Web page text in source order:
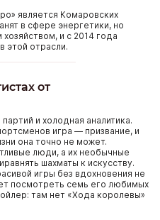
является Комаровских
в сфере энергетики, но
и с 2014 года
этой отрасли.
от
и холодная аналитика.
игра — призвание, и
она точно не может.
люди, а их необычные
шахматы к искусству.
игры без вдохновения не
посмотреть семь его любимых
там нет «Хода королевы»